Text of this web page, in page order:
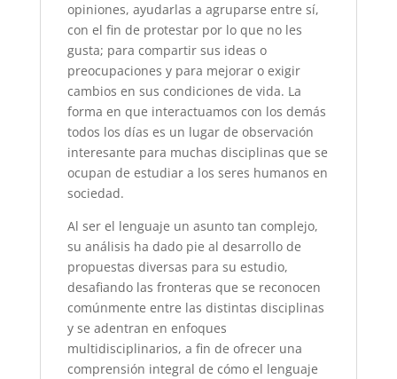
opiniones, ayudarlas a agruparse entre sí,
con el fin de protestar por lo que no les
gusta; para compartir sus ideas o
preocupaciones y para mejorar o exigir
cambios en sus condiciones de vida. La
forma en que interactuamos con los demás
todos los días es un lugar de observación
interesante para muchas disciplinas que se
ocupan de estudiar a los seres humanos en
sociedad.
Al ser el lenguaje un asunto tan complejo,
su análisis ha dado pie al desarrollo de
propuestas diversas para su estudio,
desafiando las fronteras que se reconocen
comúnmente entre las distintas disciplinas
y se adentran en enfoques
multidisciplinarios, a fin de ofrecer una
comprensión integral de cómo el lenguaje